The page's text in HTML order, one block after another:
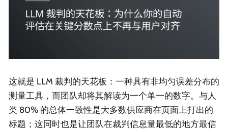
这就是 LLM 裁判的天花板：一种具有非均匀误差分布的
测量工具，而团队却将其解读为一个单一的数字。与人
类 80% 的总体一致性是大多数供应商在页面上打出的
标题；这同时也是让团队在裁判信息量最低的地方最信